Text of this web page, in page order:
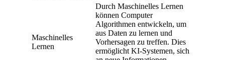
Maschinelles
Lernen
Durch Maschinelles Lernen
können Computer
Algorithmen entwickeln, um
aus Daten zu lernen und
Vorhersagen zu treffen. Dies
ermöglicht KI-Systemen, sich